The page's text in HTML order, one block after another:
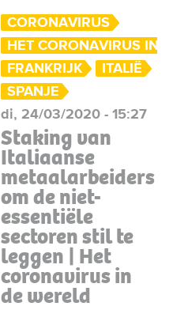
CORONAVIRUS
HET CORONAVIRUS IN
FRANKRIJK
ITALIË
SPANJE
di, 24/03/2020 - 15:27
Staking van
Italiaanse
metaalarbeiders
om de niet-
essentiële
sectoren stil te
leggen | Het
coronavirus in
de wereld